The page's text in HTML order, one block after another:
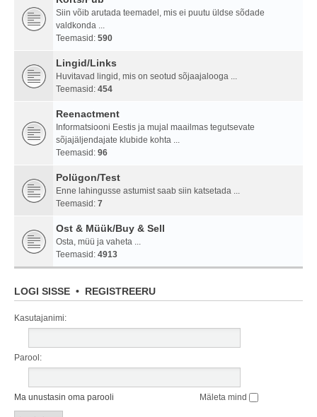
Siin võib arutada teemadel, mis ei puutu üldse sõdade
valdkonda ...
Teemasid: 590
Lingid/Links
Huvitavad lingid, mis on seotud sõjaajalooga ...
Teemasid: 454
Reenactment
Informatsiooni Eestis ja mujal maailmas tegutsevate
sõjajäljendajate klubide kohta ...
Teemasid: 96
Polügon/Test
Enne lahingusse astumist saab siin katsetada ...
Teemasid: 7
Ost & Müük/Buy & Sell
Osta, müü ja vaheta ...
Teemasid: 4913
LOGI SISSE • REGISTREERU
Kasutajanimi:
Parool:
Ma unustasin oma parooli Mäleta mind